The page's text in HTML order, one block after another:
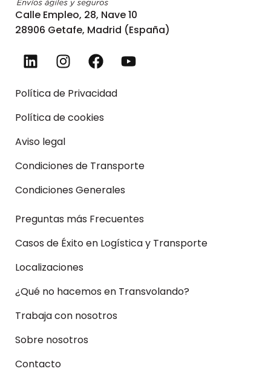
Calle Empleo, 28, Nave 10
28906 Getafe, Madrid (España)
Política de Privacidad
Política de cookies
Aviso legal
Condiciones de Transporte
Condiciones Generales
Preguntas más Frecuentes
Casos de Éxito en Logística y Transporte
Localizaciones
¿Qué no hacemos en Transvolando?
Trabaja con nosotros
Sobre nosotros
Contacto